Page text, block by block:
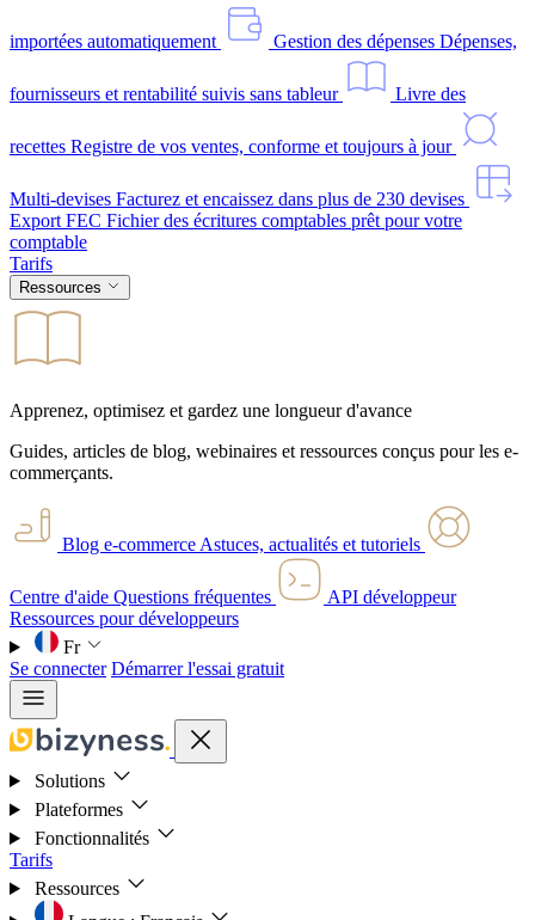
importées automatiquement Gestion des dépenses Dépenses,
fournisseurs et rentabilité suivis sans tableur Livre des
recettes Registre de vos ventes, conforme et toujours à jour
Multi-devises Facturez et encaissez dans plus de 230 devises
Export FEC Fichier des écritures comptables prêt pour votre
comptable
Tarifs
Ressources
Apprenez, optimisez et gardez une longueur d'avance
Guides, articles de blog, webinaires et ressources conçus pour les e-
commerçants.
Blog e-commerce Astuces, actualités et tutoriels
Centre d'aide Questions fréquentes
API développeur
Ressources pour développeurs
Fr
Se connecter Démarrer l'essai gratuit
Solutions
Plateformes
Fonctionnalités
Tarifs
Ressources